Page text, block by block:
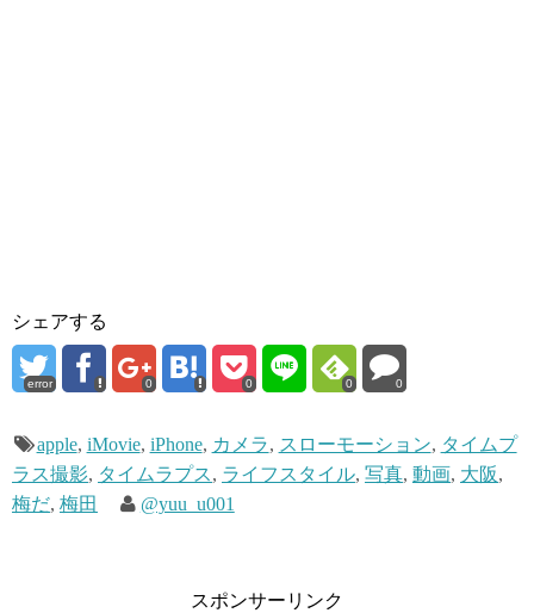
シェアする
error 0 0 0 0
apple, iMovie, iPhone, カメラ, スローモーション, タイムプ
ラス撮影, タイムラプス, ライフスタイル, 写真, 動画, 大阪,
梅だ, 梅田 @yuu_u001
スポンサーリンク